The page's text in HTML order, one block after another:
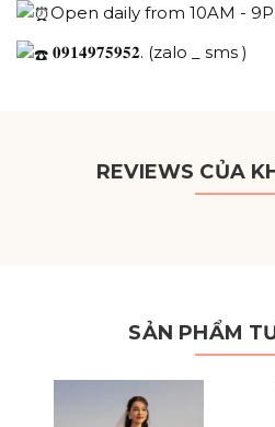
Open daily from 10AM -
𝟎𝟗𝟏𝟒𝟗𝟕𝟓𝟗𝟓𝟐. (zalo _ sms )
REVIEWS CỦA
SẢN PHẨM